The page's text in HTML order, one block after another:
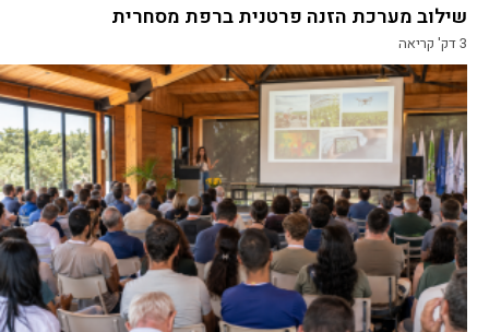
שילוב מערכת הזנה פרטנית ברפת מסחרית
3דק' קריאה